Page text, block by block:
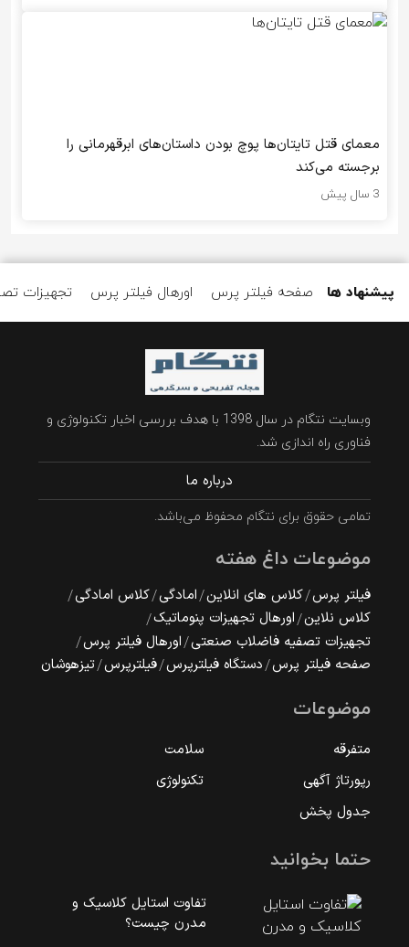
معمای قتل تایتان‌ها پوچ بودن داستان‌های ابرقهرمانی را
برجسته می‌کند
3 سال پیش
پیشنهاد ها تجهیزات اورهال فیلتر پرس صفحه فیلتر پرس
وبسایت نتگام در سال 1398 با هدف بررسی اخبار تکنولوژی و
فناوری راه اندازی شد.
درباره ما
تمامی حقوق برای نتگام محفوظ می‌باشد.
موضوعات داغ هفته
فیلتر پرس کلاس های انلاین امادگی کلاس امادگی
کلاس نلاین اورهال تجهیزات پنوماتیک
تجهیزات تصفیه فاضلاب صنعتی اورهال فیلتر پرس
صفحه فیلتر پرس دستگاه فیلترپرس فیلترپرس تیزهوشان
موضوعات
متفرقه
سلامت
رپورتاژ آگهی
تکنولوژی
جدول پخش
حتما بخوانید
تفاوت استایل کلاسیک و
مدرن چیست؟